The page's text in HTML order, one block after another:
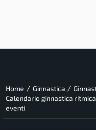
Home / Ginnastica /
Calendario ginnastica
eventi